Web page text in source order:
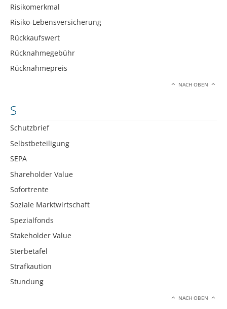
Risikomerkmal
Risiko-Lebensversicherung
Rückkaufswert
Rücknahmegebühr
Rücknahmepreis
NACH OBEN
S
Schutzbrief
Selbstbeteiligung
SEPA
Shareholder Value
Sofortrente
Soziale Marktwirtschaft
Spezialfonds
Stakeholder Value
Sterbetafel
Strafkaution
Stundung
NACH OBEN